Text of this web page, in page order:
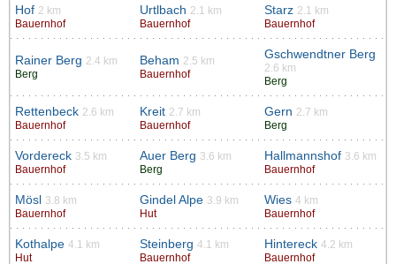
Hof 2 km
Bauernhof
Urtlbach 2.1 km
Bauernhof
Starz 2.1 km
Bauernhof
Rainer Berg 2.4 km
Berg
Beham 2.5 km
Bauernhof
Gschwendtner Berg
2.6 km
Berg
Rettenbeck 2.6 km
Bauernhof
Kreit 2.7 km
Bauernhof
Gern 2.7 km
Berg
Vordereck 3.5 km
Bauernhof
Auer Berg 3.6 km
Berg
Hallmannshof 3.6 km
Bauernhof
Mösl
3.8 km
Bauernhof
Gindel Alpe 3.9 km
Hut
Wies 4 km
Bauernhof
Kothalpe 4.1 km
Hut
Steinberg 4.1 km
Bauernhof
Hintereck 4.2 km
Bauernhof